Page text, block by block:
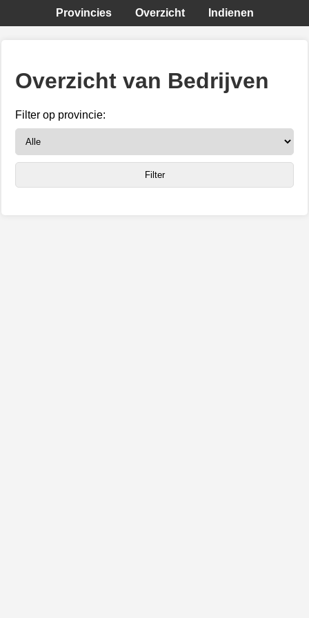
Provincies Overzicht Indienen
Overzicht van Bedrijven
Filter op provincie: